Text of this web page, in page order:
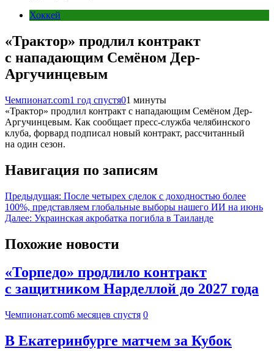
Хоккей
«Трактор» продлил контракт
с нападающим Семёном Дер-
Аргучинцевым
Чемпионат.com1 год спустя01 минуты
«Трактор» продлил контракт с нападающим Семёном Дер-
Аргучинцевым. Как сообщает пресс-служба челябинского
клуба, форвард подписал новый контракт, рассчитанный
на один сезон.
Навигация по записям
Предыдущая: После четырех сделок с доходностью более
100%, представляем глобальные выборы нашего ИИ на июнь
Далее: Украинская акробатка погибла в Таиланде
Похожие новости
«Торпедо» продлило контракт
с защитником Нарделлой до 2027 года
Чемпионат.com6 месяцев спустя 0
В Екатеринбурге матчем за Кубок